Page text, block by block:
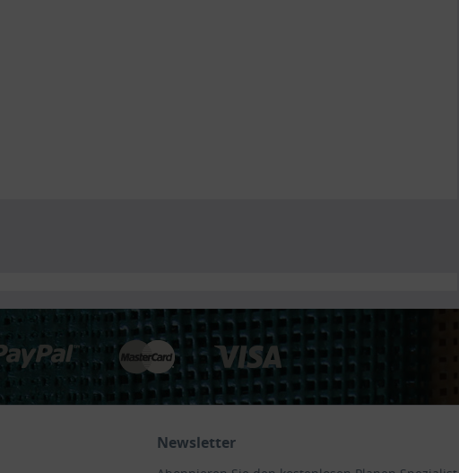
Newsletter